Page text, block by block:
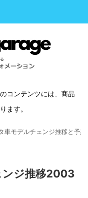
コンテンツには、商品
ます。
車モデルチェンジ推移と予想
ンジ推移2003